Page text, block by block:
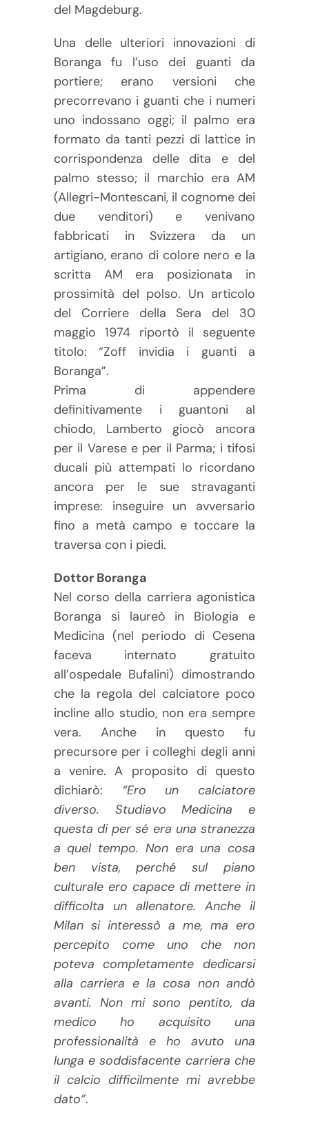
del Magdeburg.
Una delle ulteriori innovazioni di
Boranga fu l’uso dei guanti da
portiere; erano versioni che
precorrevano i guanti che i numeri
uno indossano oggi; il palmo era
formato da tanti pezzi di lattice in
corrispondenza delle dita e del
palmo stesso; il marchio era AM
(Allegri-Montescani, il cognome dei
due venditori) e venivano
fabbricati in Svizzera da un
artigiano, erano di colore nero e la
scritta AM era posizionata in
prossimità del polso. Un articolo
del Corriere della Sera del 30
maggio 1974 riportò il seguente
titolo: “Zoff invidia i guanti a
Boranga”.
Prima di appendere
definitivamente i guantoni al
chiodo, Lamberto giocò ancora
per il Varese e per il Parma; i tifosi
ducali più attempati lo ricordano
ancora per le sue stravaganti
imprese: inseguire un avversario
fino a metà campo e toccare la
traversa con i piedi.
Dottor Boranga
Nel corso della carriera agonistica
Boranga si laureò in Biologia e
Medicina (nel periodo di Cesena
faceva internato gratuito
all’ospedale Bufalini) dimostrando
che la regola del calciatore poco
incline allo studio, non era sempre
vera. Anche in questo fu
precursore per i colleghi degli anni
a venire. A proposito di questo
dichiarò: “Ero un calciatore
diverso. Studiavo Medicina e
questa di per sé era una stranezza
a quel tempo. Non era una cosa
ben vista, perché sul piano
culturale ero capace di mettere in
difficolta un allenatore. Anche il
Milan si interessò a me, ma ero
percepito come uno che non
poteva completamente dedicarsi
alla carriera e la cosa non andò
avanti. Non mi sono pentito, da
medico ho acquisito una
professionalità e ho avuto una
lunga e soddisfacente carriera che
il calcio difficilmente mi avrebbe
dato”.